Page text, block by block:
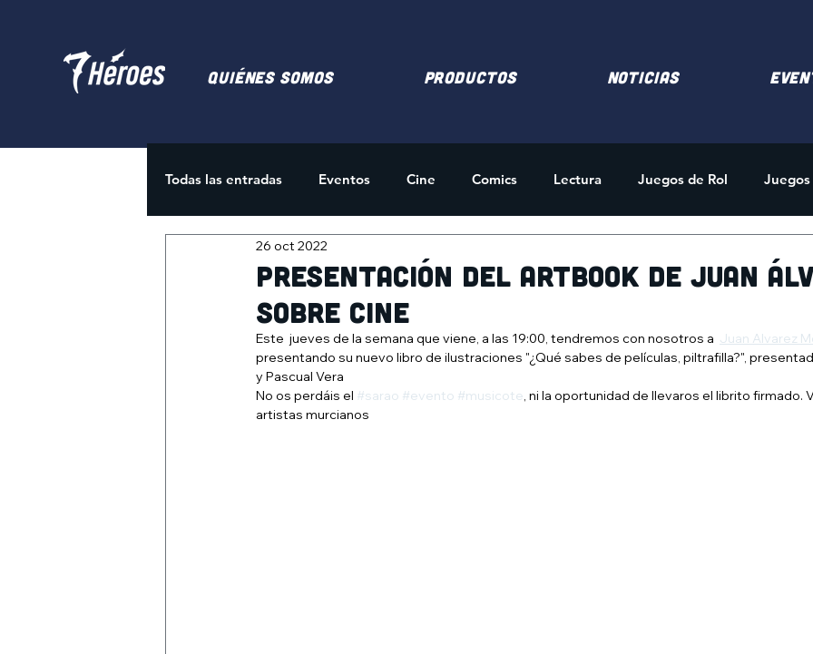
Quiénes somos PRODUCTOS NOTICIAS
Todas las entradas Eventos Cine Comics Lectura Juegos de Rol
Juegos de Cartas
Presentación del artbook de Juan
sobre cine
26 oct 2022
Este  jueves de la semana que viene, a las 19:00, tendremos con nosotros a Juan Alvarez
presentando su nuevo libro de ilustraciones "¿Qué sabes de películas, piltrafilla?",
y Pascual Vera
No os perdáis el #sarao #evento #musicote, ni la oportunidad de llevaros el librito firmado.
artistas murcianos